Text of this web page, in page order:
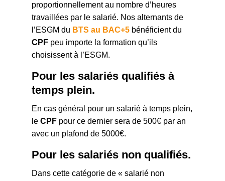
proportionnellement au nombre d’heures
travaillées par le salarié. Nos alternants de
l’ESGM du BTS au BAC+5 bénéficient du
CPFpeu importe la formation qu’ils
choisissent à l’ESGM.
Pour les salariés qualifiés à
temps plein.
En cas général pour un salarié à temps plein,
le CPFpour ce dernier sera de 500€ par an
avec un plafond de 5000€.
Pour les salariés non qualifiés.
Dans cette catégorie de « salarié non